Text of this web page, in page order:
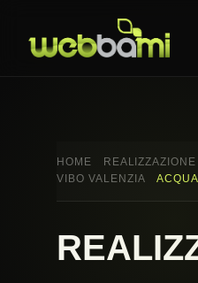
HOME
VIBO VALENZIA